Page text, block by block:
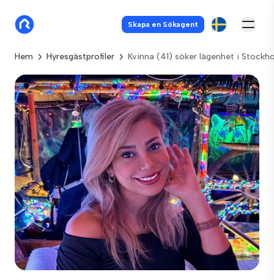
Skapa en Sökagent
Hem Hyresgästprofiler Kvinna (41) söker lägenhet i